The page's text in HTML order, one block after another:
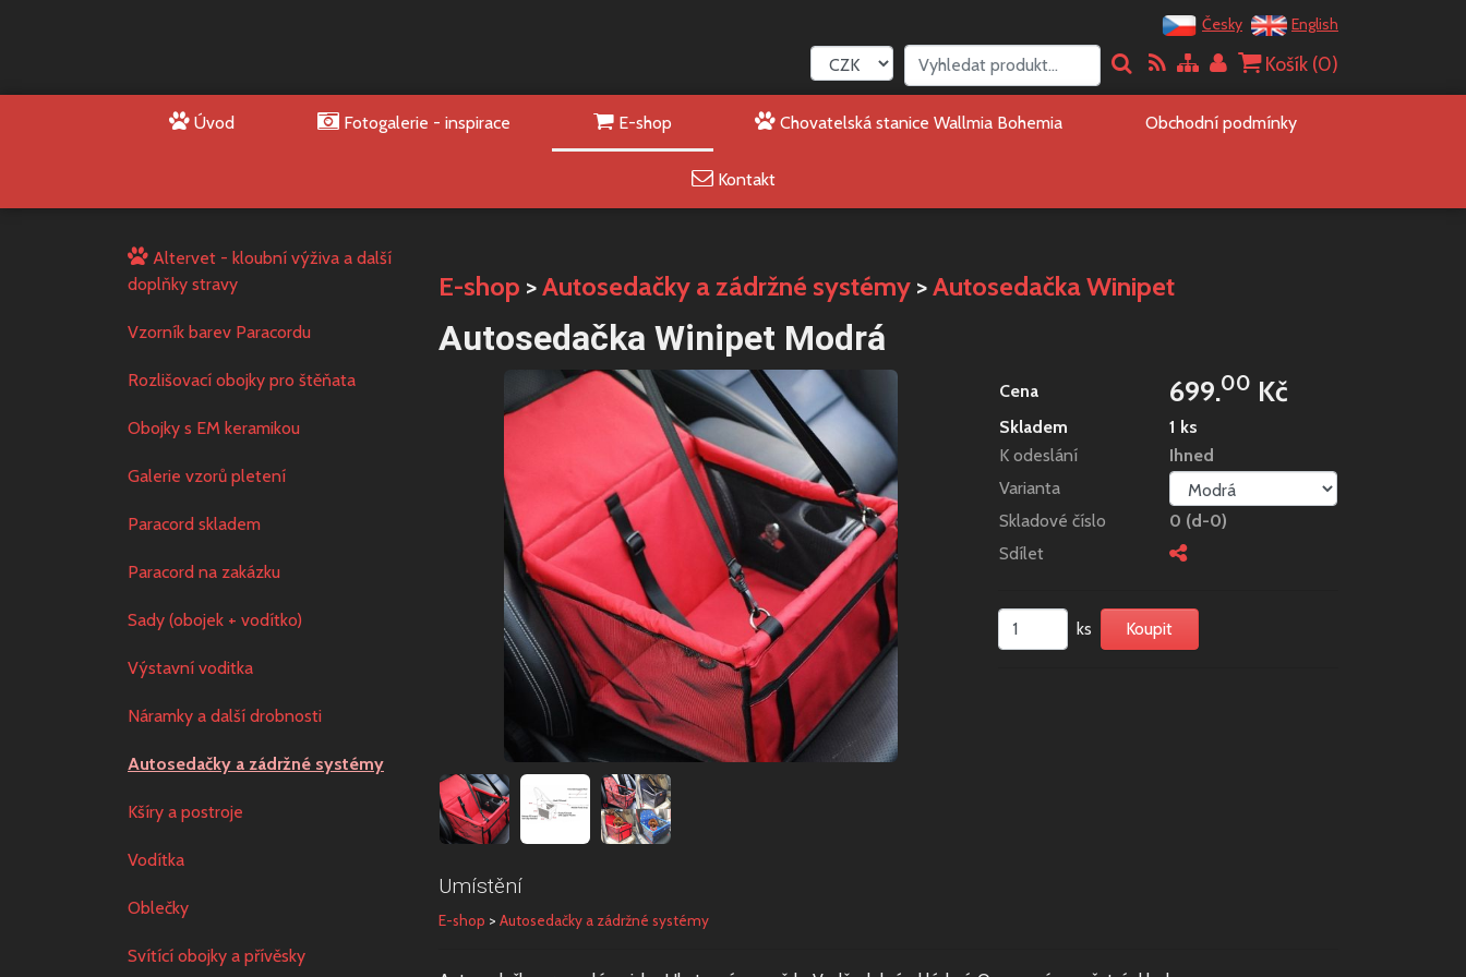
Česky English
Košík (0)
Úvod Fotogalerie - inspirace E-shop Chovatelská stanice Wallmia Bohemia Obchodní podmínky
Kontakt
Altervet - kloubní výživa a další
doplňky stravy
Vzorník barev Paracordu
Rozlišovací obojky pro štěňata
Obojky s EM keramikou
Galerie vzorů pletení
Paracord skladem
Paracord na zakázku
Sady (obojek + vodítko)
Výstavní voditka
Náramky a další drobnosti
Autosedačky a zádržné systémy
Kšíry a postroje
Vodítka
Oblečky
Svítící obojky a přívěsky
E-shop >Autosedačky a zádržné systémy >Autosedačka Winipet
Autosedačka Winipet Modrá
Cena 699.00 Kč
Skladem
1 ks
K odeslání
Ihned
Varianta
Skladové číslo
0 (d-0)
Sdílet
ks
Umístění
E-shop > Autosedačky a zádržné systémy